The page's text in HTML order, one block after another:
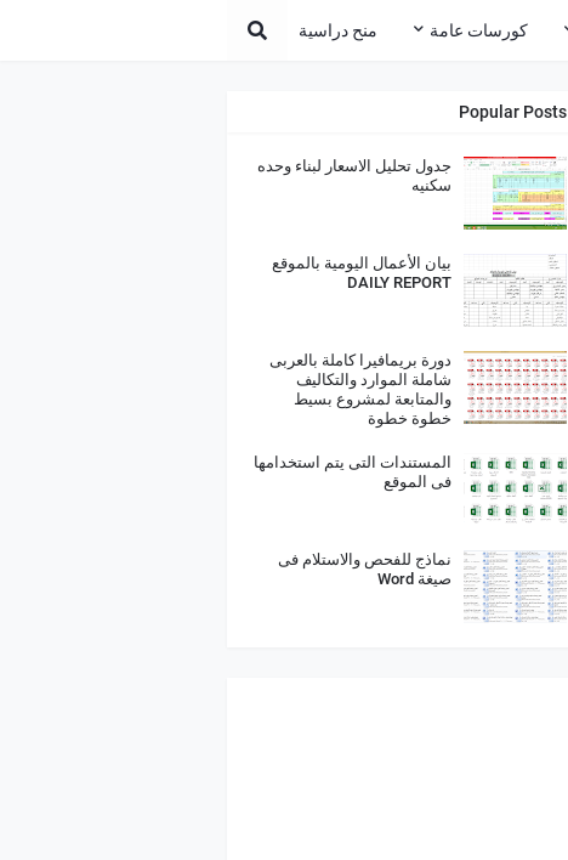
كورسات عامة منح دراسية
Popular Posts
جدول تحليل الاسعار لبناء وحده
سكنيه
بيان الأعمال اليومية بالموقع
DAILY REPORT
دورة بريمافيرا كاملة بالعربى
شاملة الموارد والتكاليف
والمتابعة لمشروع بسيط
خطوة خطوة
المستندات التى يتم استخدامها
فى الموقع
نماذج للفحص والاستلام فى
صيغة Word